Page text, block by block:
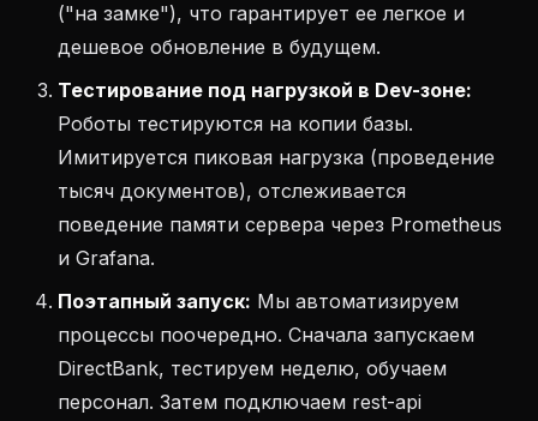
("на замке"), что гарантирует ее легкое и
дешевое обновление в будущем.
Тестирование под нагрузкой в Dev-зоне:
Роботы тестируются на копии базы.
Имитируется пиковая нагрузка (проведение
тысяч документов), отслеживается
поведение памяти сервера через Prometheus
и Grafana.
Поэтапный запуск: Мы автоматизируем
процессы поочередно. Сначала запускаем
DirectBank, тестируем неделю, обучаем
персонал. Затем подключаем rest-api